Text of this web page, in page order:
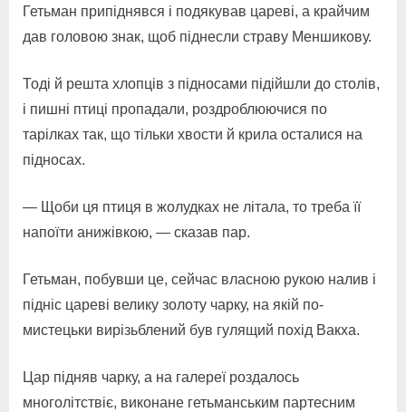
Гетьман припіднявся і подякував цареві, а крайчим
дав головою знак, щоб піднесли страву Меншикову.
Тоді й решта хлопців з підносами підійшли до столів,
і пишні птиці пропадали, роздроблюючися по
тарілках так, що тільки хвости й крила осталися на
підносах.
— Щоби ця птиця в жолудках не літала, то треба її
напоїти анижівкою, — сказав пар.
Гетьман, побувши це, сейчас власною рукою налив і
підніс цареві велику золоту чарку, на якій по-
мистецьки вирізьблений був гулящий похід Вакха.
Цар підняв чарку, а на галереї роздалось
многолітствіє, виконане гетьманським партесним